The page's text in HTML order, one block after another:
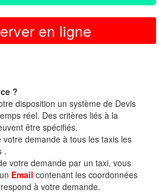
en ligne
?
disposition un système de Devis
réel. Des critères liés à la
être spécifiés.
votre demande à tous les taxis les
.
votre demande par un taxi, vous
Email contenant les coordonnées
à votre demande.